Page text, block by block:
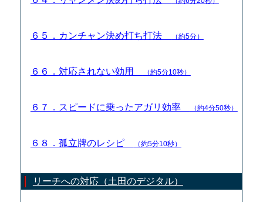
６５．カンチャン決め打ち打法 （約5分）
６６．対応されない効用 （約5分10秒）
６７．スピードに乗ったアガリ効率 （約4分50秒）
６８．孤立牌のレシピ （約5分10秒）
リーチへの対応（土田のデジタル）